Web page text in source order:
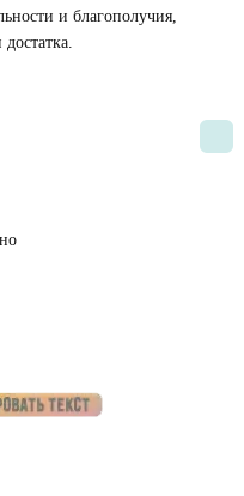
и благополучия,